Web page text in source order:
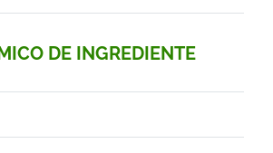
DE INGREDIENTE